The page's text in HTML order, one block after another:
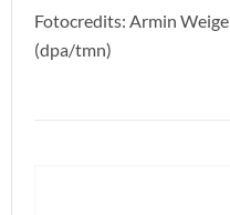
Fotocredits: Armin
(dpa/tmn)